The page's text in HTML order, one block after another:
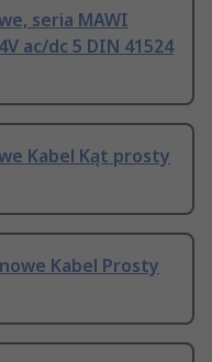
seria MAWI
ac/dc 5 DIN 41524
Kabel Kąt prosty
Kabel Prosty